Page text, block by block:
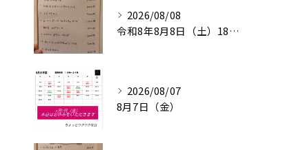
2026/08/08
令和8年8月8日（土）18時〜24時
2026/08/07
8月7日（金）